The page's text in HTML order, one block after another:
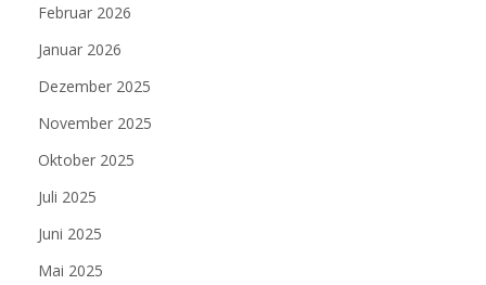
Februar 2026
Januar 2026
Dezember 2025
November 2025
Oktober 2025
Juli 2025
Juni 2025
Mai 2025